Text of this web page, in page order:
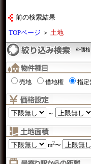
前の検索結果
TOPページ ＞ 土地
※価格
売地 借地権 指定
～
m2〜